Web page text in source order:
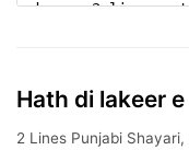
Hath di lakeer
2 Lines Punjabi Shayari,